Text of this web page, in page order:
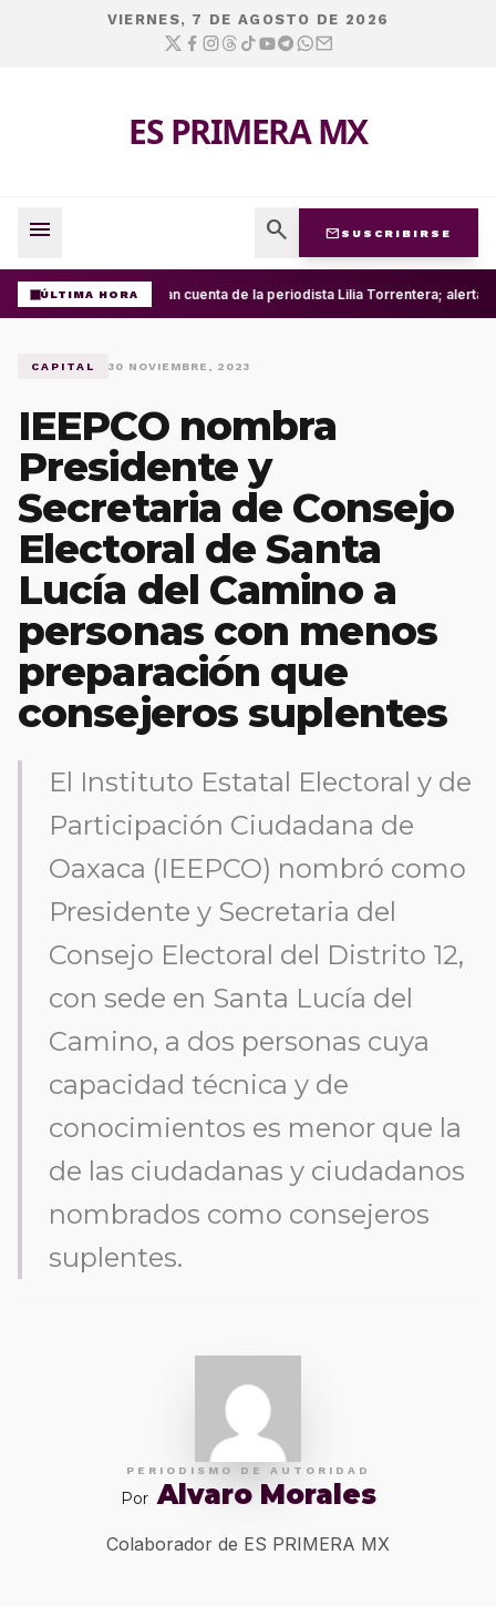
VIERNES, 7 DE AGOSTO DE 2026
ES PRIMERA MX
menu search mail SUSCRIBIRSE
ÚLTIMA HORARoban cuenta de la periodista Lilia Torrentera; alerta
CAPITAL 30 NOVIEMBRE, 2023
IEEPCO nombra
Presidente y
Secretaria de Consejo
Electoral de Santa
Lucía del Camino a
personas con menos
preparación que
consejeros suplentes
El Instituto Estatal Electoral y de
Participación Ciudadana de
Oaxaca (IEEPCO) nombró como
Presidente y Secretaria del
Consejo Electoral del Distrito 12,
con sede en Santa Lucía del
Camino, a dos personas cuya
capacidad técnica y de
conocimientos es menor que la
de las ciudadanas y ciudadanos
nombrados como consejeros
suplentes.
PERIODISMO DE AUTORIDAD
Por Alvaro Morales
Colaborador de ES PRIMERA MX